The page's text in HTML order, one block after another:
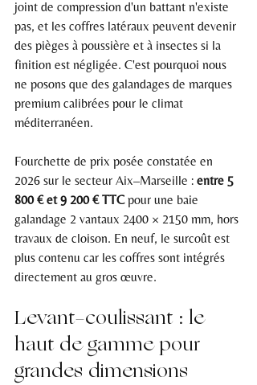
joint de compression d'un battant n'existe
pas, et les coffres latéraux peuvent devenir
des pièges à poussière et à insectes si la
finition est négligée. C'est pourquoi nous
ne posons que des galandages de marques
premium calibrées pour le climat
méditerranéen.
Fourchette de prix posée constatée en
2026 sur le secteur Aix–Marseille : entre 5
800 € et 9 200 € TTC pour une baie
galandage 2 vantaux 2400 × 2150 mm, hors
travaux de cloison. En neuf, le surcoût est
plus contenu car les coffres sont intégrés
directement au gros œuvre.
Levant-coulissant : le
haut de gamme pour
grandes dimensions